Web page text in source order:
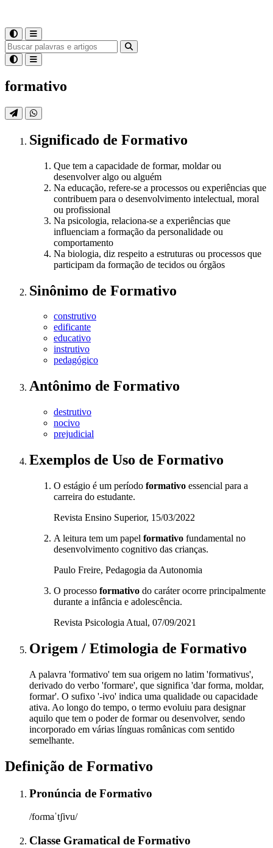
formativo
Significado de Formativo
Que tem a capacidade de formar, moldar ou
desenvolver algo ou alguém
Na educação, refere-se a processos ou experiências que
contribuem para o desenvolvimento intelectual, moral
ou profissional
Na psicologia, relaciona-se a experiências que
influenciam a formação da personalidade ou
comportamento
Na biologia, diz respeito a estruturas ou processos que
participam da formação de tecidos ou órgãos
Sinônimo de Formativo
construtivo
edificante
educativo
instrutivo
pedagógico
Antônimo de Formativo
destrutivo
nocivo
prejudicial
Exemplos de Uso de Formativo
O estágio é um período formativo essencial para a
carreira do estudante.
Revista Ensino Superior, 15/03/2022
A leitura tem um papel formativo fundamental no
desenvolvimento cognitivo das crianças.
Paulo Freire, Pedagogia da Autonomia
O processo formativo do caráter ocorre principalmente
durante a infância e adolescência.
Revista Psicologia Atual, 07/09/2021
Origem / Etimologia de Formativo
A palavra 'formativo' tem sua origem no latim 'formativus',
derivado do verbo 'formare', que significa 'dar forma, moldar,
formar'. O sufixo '-ivo' indica uma qualidade ou capacidade
ativa. Ao longo do tempo, o termo evoluiu para designar
aquilo que tem o poder de formar ou desenvolver, sendo
incorporado em várias línguas românicas com sentido
semelhante.
Definição de Formativo
Pronúncia de Formativo
/foɾmaˈtʃivu/
Classe Gramatical de Formativo